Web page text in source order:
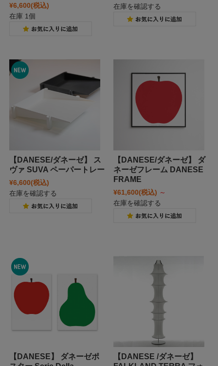
¥6,600(税込)
在庫 1個
在庫を確認する
【DANESE/ダネーゼ】 ス
ヴァ SUVA ペーパートレー
¥6,600(税込)
在庫を確認する
【DANESE/ダネーゼ】 ダ
ネーゼフレーム DANESE
FRAME
¥61,600(税込) ～
在庫を確認する
【DANESE】 ダネーゼポ
【DANESE /ダネーゼ】